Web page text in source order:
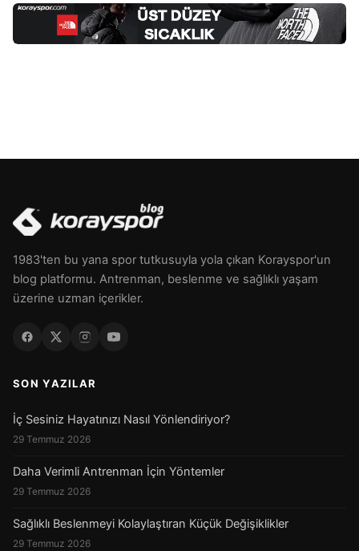
yeterli miktarda su tüketmek, oruç tutmanın daha rahat […]
1983'ten bu yana spor tutkusuyla yola çıkan Korayspor'un
blog platformu. Antrenman, beslenme ve sağlıklı yaşam
üzerine uzman içerikler.
SON YAZILAR
İç Sesiniz Hayatınızı Nasıl Yönlendiriyor?
29 Temmuz 2026
Daha Verimli Antrenman İçin Yöntemler
29 Temmuz 2026
Sağlıklı Beslenmeyi Kolaylaştıran Küçük Değişiklikler
29 Temmuz 2026